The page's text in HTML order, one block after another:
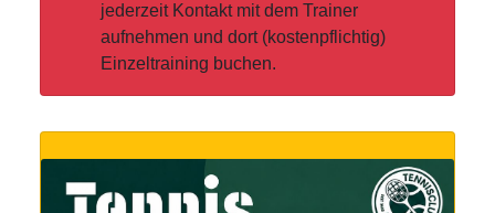
jederzeit Kontakt mit dem Trainer
aufnehmen und dort (kostenpflichtig)
Einzeltraining buchen.